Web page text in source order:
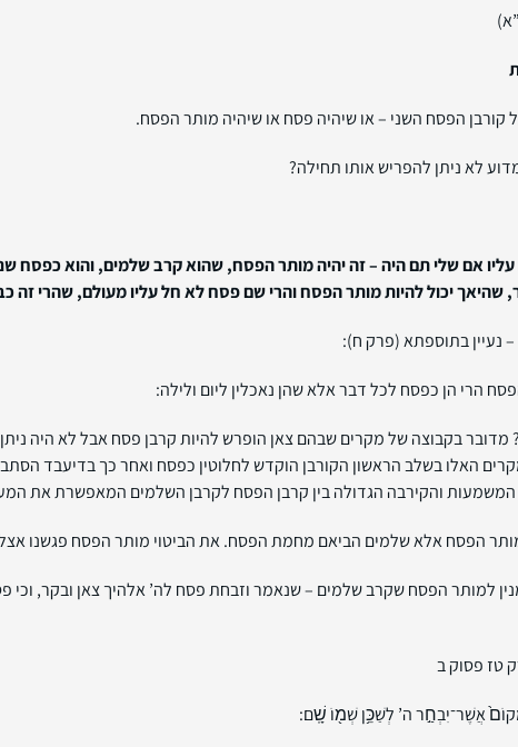
הפסח השני – או שיהיה פסח או שיהיה מותר הפסח.
לא ניתן להפריש אותו תחילה?
אם שלי תם היה – זה יהיה מותר הפסח, שהוא קרב שלמים, והוא כפסח
שהיאך יכול להיות מותר הפסח והרי שם פסח לא חל עליו מעולם, שהרי זה
נעיין בתוספתא (פרק ח):
הרי הן כפסח לכל דבר אלא שהן נאכלין ליום ולילה:
בקבוצה של מקרים שבהם צאן הופרש להיות קרבן פסח אבל לא היה ניתן
האלו בשלב הראשון הקורבן הוקדש לחלוטין כפסח ואחר כך בדיעבד
המשמעות והקירבה הגדולה בין קרבן הפסח לקרבן השלמים המאפשרת את
הפסח אלא שלמים הביאם מחמת הפסח. את הביטוי מותר הפסח פגשנו
למותר הפסח שקרב שלמים – שנאמר וזבחת פסח לה’ אלהיך צאן ובקר,
טז פסוק ב
אֲשֶׁר־יִבְחַ֣ר ה’ לְשַׁכֵּ֥ן שְׁמ֖וֹ שָֽׁם: